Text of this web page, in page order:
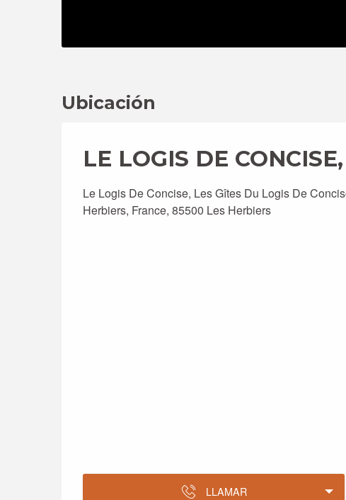
Ubicación
LE LOGIS DE
Le Logis De Concise, Les Gîtes Du Logis De
Herbiers, France, 85500 Les Herbiers
LLAMAR